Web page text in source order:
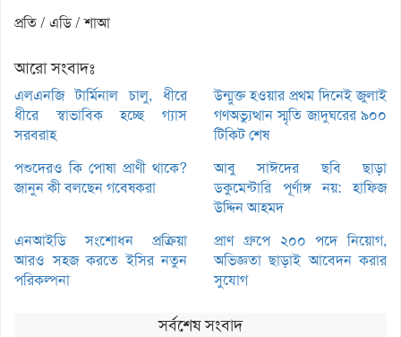
প্রতি / এডি / শাআ
আরো সংবাদঃ
এলএনজি টার্মিনাল চালু, ধীরে
ধীরে স্বাভাবিক হচ্ছে গ্যাস
সরবরাহ
উন্মুক্ত হওয়ার প্রথম দিনেই জুলাই
গণঅভ্যুত্থান স্মৃতি জাদুঘরের ৯০০
টিকিট শেষ
পশুদেরও কি পোষা প্রাণী থাকে?
জানুন কী বলছেন গবেষকরা
আবু সাঈদের ছবি ছাড়া
ডকুমেন্টারি পূর্ণাঙ্গ নয়: হাফিজ
উদ্দিন আহমদ
এনআইডি সংশোধন প্রক্রিয়া
আরও সহজ করতে ইসির নতুন
পরিকল্পনা
প্রাণ গ্রুপে ২০০ পদে নিয়োগ,
অভিজ্ঞতা ছাড়াই আবেদন করার
সুযোগ
সর্বশেষ সংবাদ